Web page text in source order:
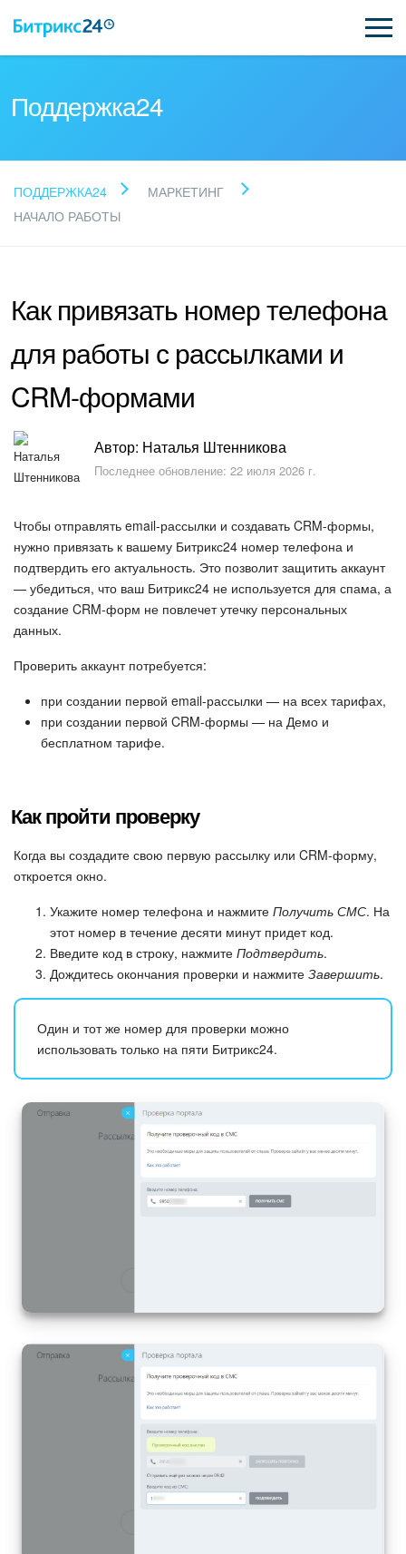
Прочитайте готовые
ответы
Поддержка Битрикс24
Регистрация и вход
Безопасность в Битрикс24
Тарифы и оплата
AI в Битрикс24
Вайбкод
Проекты AI
Календарь
Диск
Сайты
Складской учет
Почта
Онлайн-запись
Центр продаж
BI Конструктор
Автоматизация
Поддержка24
ПОДДЕРЖКА24
МАРКЕТИНГ
НАЧАЛО РАБОТЫ
Как привязать номер телефона
для работы с рассылками и
CRM-формами
Автор: Наталья Штенникова
Последнее обновление: 22 июля 2026 г.
Чтобы отправлять email-рассылки и создавать CRM-формы,
нужно привязать к вашему Битрикс24 номер телефона и
подтвердить его актуальность. Это позволит защитить аккаунт
— убедиться, что ваш Битрикс24 не используется для спама, а
создание CRM-форм не повлечет утечку персональных
данных.
Проверить аккаунт потребуется:
при создании первой email-рассылки — на всех тарифах,
при создании первой CRM-формы — на Демо и
бесплатном тарифе.
Как пройти проверку
Когда вы создадите свою первую рассылку или CRM-форму,
откроется окно.
Укажите номер телефона и нажмите Получить СМС. На
этот номер в течение десяти минут придет код.
Введите код в строку, нажмите Подтвердить.
Дождитесь окончания проверки и нажмите Завершить.
Один и тот же номер для проверки можно
использовать только на пяти Битрикс24.